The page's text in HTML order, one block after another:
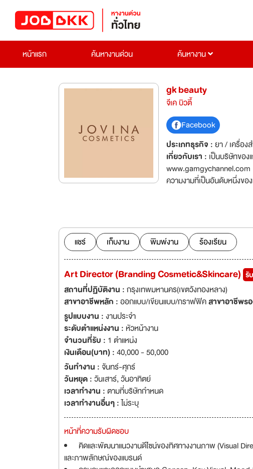
หน้าแรก ค้นหางานด่วน ค้นหางาน
gk beauty
จีเค บิวตี้
Facebook
ประเภทธุรกิจ :ยา / เครื่อ
เกี่ยวกับเรา : เป็นบริษัทขอ
www.gamgychannel.com
ความงามที่เป็นอันดับหนึ่งขอ
เราทำงานด้วยความซื่อตร
คุณจะได้คือ คุณจะได้ใช้คว
กล้าเข้ามาร่วมงานและแน่น
ความท้าทาย ชอบทำลายเป้
ได้เข้าไปอยู่ในตลาดหลักทรั
โยบายด้านการบริหารบุค
คุณจะภูมิใจในสิ่งที่คุณร่วมกันสร้างกับเรา ขอบคุณค่ะ
ทางการเติบโตในสายงาน
skills, ภายใต้นโยบาย "We
รักองค์กร รักความก้าวหน้
แชร์ เก็บงาน พิมพ์งาน ร้องเรียน
Art Director (Branding Cosmetic&Skincare) รั
สถานที่ปฏิบัติงาน :กรุงเทพมหานคร(เขตวังทองหลาง)
สาขาอาชีพหลัก :ออกแบบ/เขียนแบบ/กราฟฟิคสาขาอาชีพร
รูปแบบงาน :งานประจำ
ระดับตำแหน่งงาน :หัวหน้างาน
จำนวนที่รับ : 1 ตำแหน่ง
เงินเดือน(บาท) :40,000 - 50,000
วันทำงาน : จันทร์-ศุกร์
วันหยุด :วันเสาร์,วันอาทิตย์
เวลาทำงาน :ตามที่บริษัทกำหนด
เวลาทำงานอื่นๆ :ไม่ระบุ
หน้าที่ความรับผิดชอบ
คิดและพัฒนาแนวงานดีไซน์ของทิศทางงานภาพ (Visual
และภาพลักษณ์ของแบรนด์